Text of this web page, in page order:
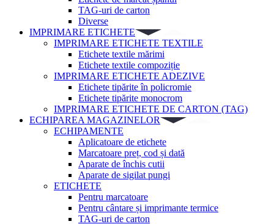
TAG-uri de carton
Diverse
IMPRIMARE ETICHETE
IMPRIMARE ETICHETE TEXTILE
Etichete textile mărimi
Etichete textile compoziție
IMPRIMARE ETICHETE ADEZIVE
Etichete tipărite în policromie
Etichete tipărite monocrom
IMPRIMARE ETICHETE DE CARTON (TAG)
ECHIPAREA MAGAZINELOR
ECHIPAMENTE
Aplicatoare de etichete
Marcatoare preț, cod și dată
Aparate de închis cutii
Aparate de sigilat pungi
ETICHETE
Pentru marcatoare
Pentru cântare și imprimante termice
TAG-uri de carton